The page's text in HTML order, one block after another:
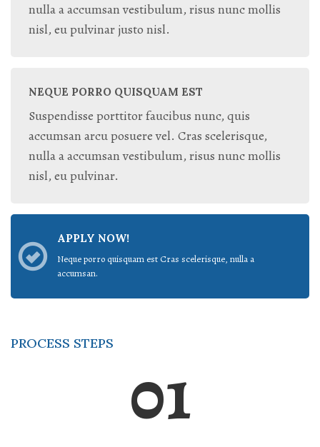
nulla a accumsan vestibulum, risus nunc mollis
nisl, eu pulvinar justo nisl.
NEQUE PORRO QUISQUAM EST
Suspendisse porttitor faucibus nunc, quis
accumsan arcu posuere vel. Cras scelerisque,
nulla a accumsan vestibulum, risus nunc mollis
nisl, eu pulvinar.
APPLY NOW!
Neque porro quisquam est Cras scelerisque, nulla a
accumsan.
PROCESS STEPS
01